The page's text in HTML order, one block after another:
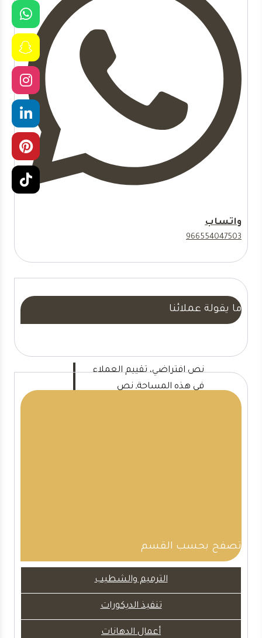
واتساب
966554047503
ما يقولة عملائنا
نص افتراضي، تقييم العملاء
في هذه المساحةـ نص
تصفح بحسب القسم
الترميم والشطيب
تنفيذ الديكورات
أعمال الدهانات